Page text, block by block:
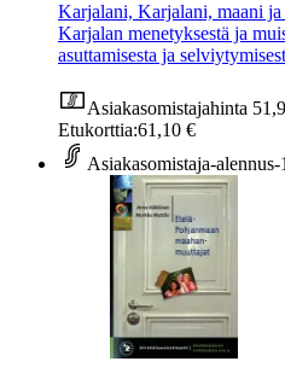
Karjalani, Karjalani, maani
Karjalan menetyksestä ja
asuttamisesta ja
Asiakasomistajahinta
Etukorttia:61,10 €
Asiakasomistaja-alennus-